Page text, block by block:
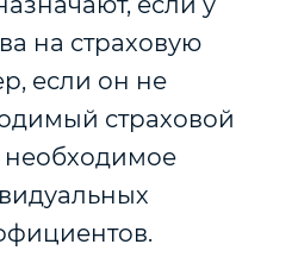
на страховую
если он не
страховой
необходимое